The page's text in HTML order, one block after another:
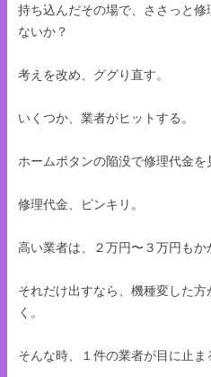
持ち込んだその場で、ささっと
ないか？
考えを改め、ググり直す。
いくつか、業者がヒットする。
ホームボタンの陥没で修理代金を
修理代金、ピンキリ。
高い業者は、２万円〜３万円もか
それだけ出すなら、機種変した
く。
そんな時、１件の業者が目に止ま